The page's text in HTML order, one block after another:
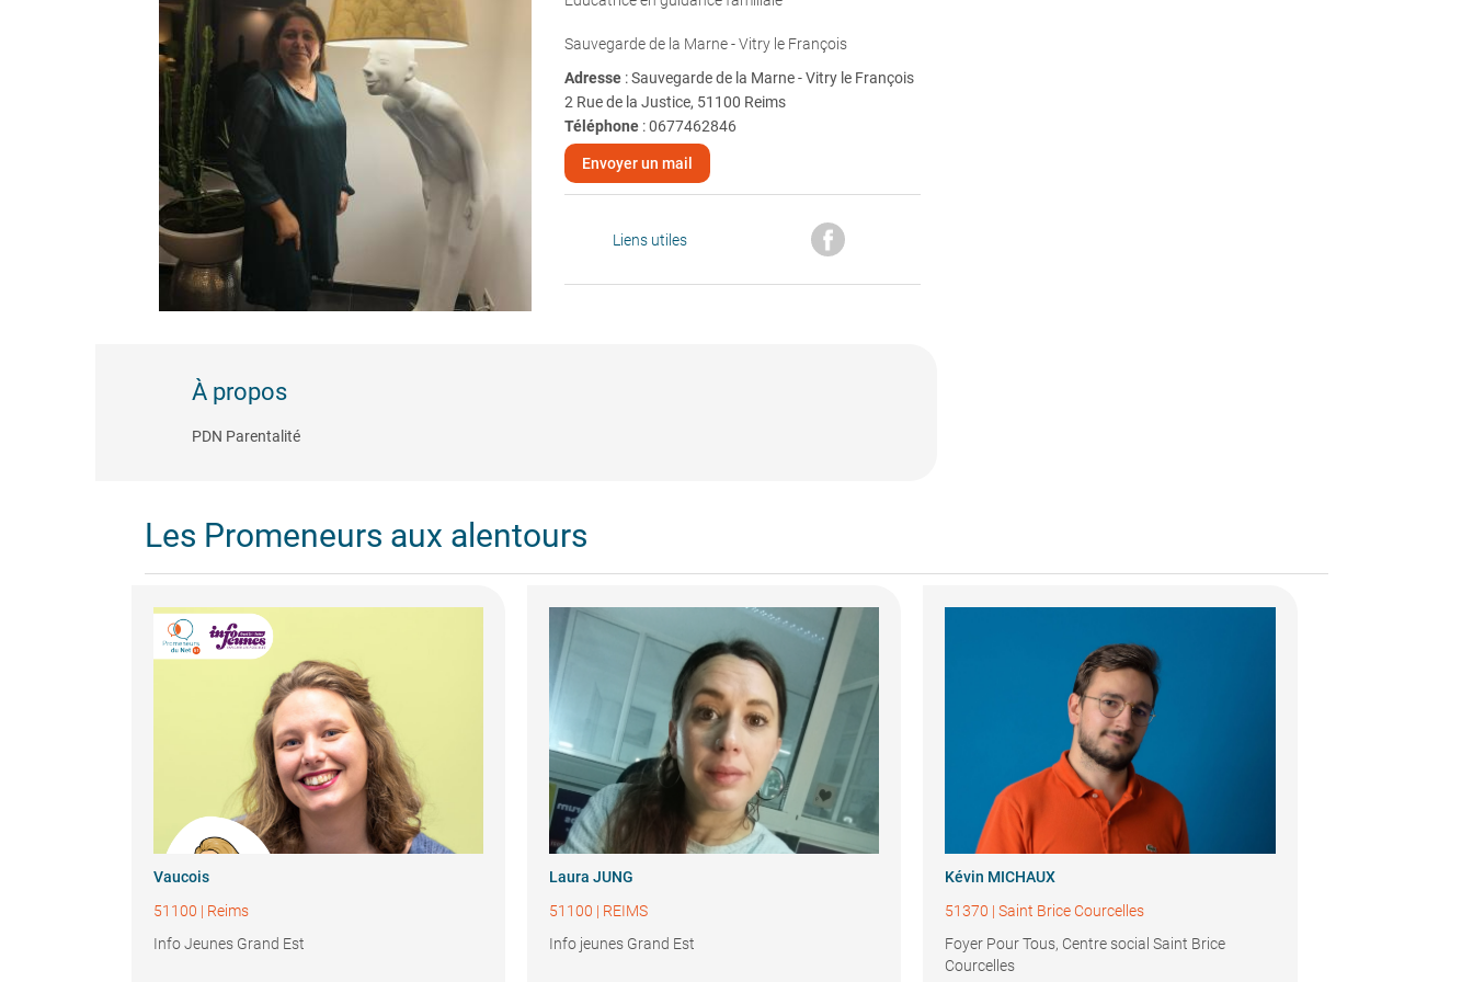
Sauvegarde de la Marne - Vitry le François
Adresse : Sauvegarde de la Marne - Vitry le François
2 Rue de la Justice, 51100 Reims
Téléphone:0677462846
Envoyer un mail
Liens utiles
À propos
PDN Parentalité
Les Promeneurs aux alentours
Vaucois
51100 | Reims
Info Jeunes Grand Est
Laura JUNG
51100 | REIMS
Info jeunes Grand Est
Kévin MICHAUX
51370 |Saint Brice Courcelles
Foyer Pour Tous, Centre social Saint Brice
Courcelles